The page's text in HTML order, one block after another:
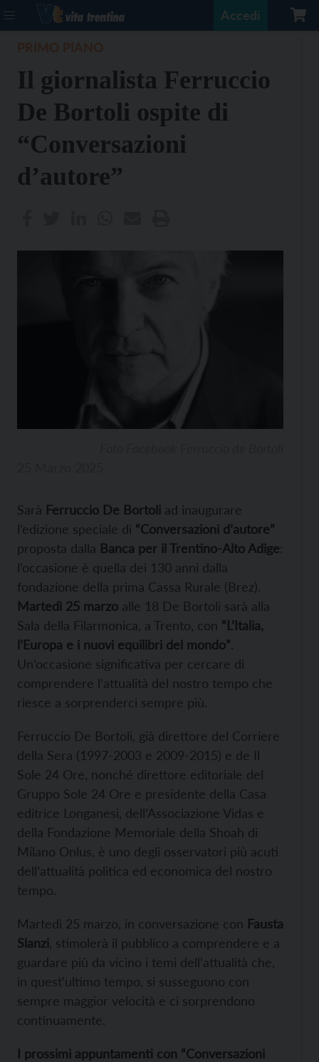
Accedi
Il giornalista Ferruccio
De Bortoli ospite di
“Conversazioni
d’autore”
Sarà Ferruccio De Bortoli ad inaugurare
l’edizione speciale di “Conversazioni d’autore”
proposta dalla Banca per il Trentino-Alto Adige:
l’occasione è quella dei 130 anni dalla
fondazione della prima Cassa Rurale (Brez).
Martedì 25 marzo alle 18 De Bortoli sarà alla
Sala della Filarmonica, a Trento, con “L’Italia,
l’Europa e i nuovi equilibri del mondo”.
Un’occasione significativa per cercare di
comprendere l’attualità del nostro tempo che
riesce a sorprenderci sempre più.
Ferruccio De Bortoli, già direttore del Corriere
della Sera (1997-2003 e 2009-2015) e de Il
Sole 24 Ore, nonché direttore editoriale del
Gruppo Sole 24 Ore e presidente della Casa
editrice Longanesi, dell’Associazione Vidas e
della Fondazione Memoriale della Shoah di
Milano Onlus, è uno degli osservatori più acuti
dell’attualità politica ed economica del nostro
tempo.
Martedì 25 marzo, in conversazione con Fausta
Slanzi , stimolerà il pubblico a comprendere e a
guardare più da vicino i temi dell’attualità che,
in quest’ultimo tempo, si susseguono con
sempre maggior velocità e ci sorprendono
continuamente.
I prossimi appuntamenti con “Conversazioni